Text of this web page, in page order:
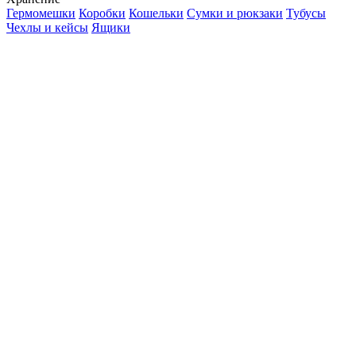
Гермомешки Коробки Кошельки Сумки и рюкзаки Тубусы
Чехлы и кейсы Ящики